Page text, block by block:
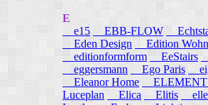
E
e15 EBB-FLOW
Eden Design
Edition
editionformform
EeStairs
eggersmann
Ego Paris
Eleanor Home
ELEMENT
Luceplan
Elica Elitis